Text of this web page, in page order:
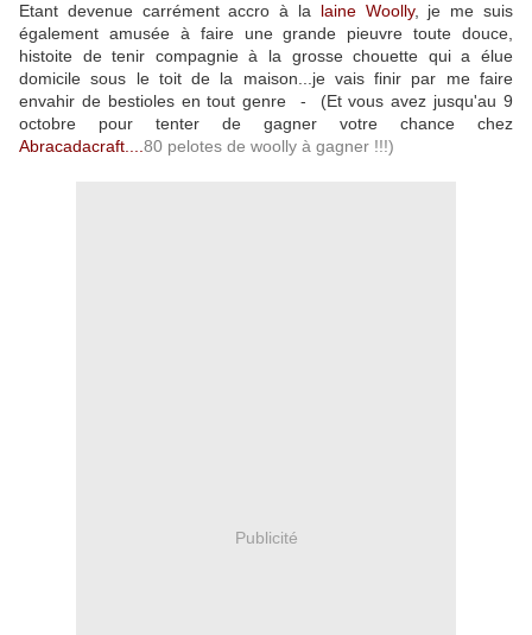
Etant devenue carrément accro à la laine Woolly, je me suis
également amusée à faire une grande pieuvre toute douce,
histoite de tenir compagnie à la grosse chouette qui a élue
domicile sous le toit de la maison...je vais finir par me faire
envahir de bestioles en tout genre - (Et vous avez jusqu'au 9
octobre pour tenter de gagner votre chance chez
Abracadacraft
80 pelotes de woolly à gagner !!!)
Publicité